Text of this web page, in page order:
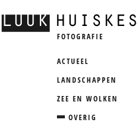
FOTOGRAFIE
ACTUEEL
LANDSCHAPPEN
ZEE EN WOLKEN
OVERIG